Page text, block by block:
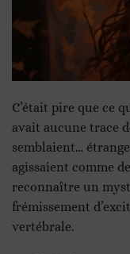
C’était pire que ce
avait aucune trace
semblaient…
agissaient comme
reconnaître un
frémissement
vertébrale.